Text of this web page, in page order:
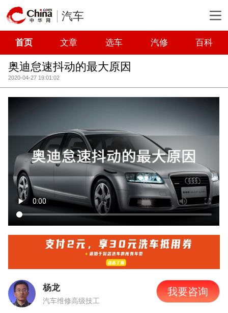
汽车
首页 文章 选车 汽修 百科
奥迪怠速抖动的最大原因
2020-04-27 19:01:02
杨龙
汽车维修高级技工
我要咨询